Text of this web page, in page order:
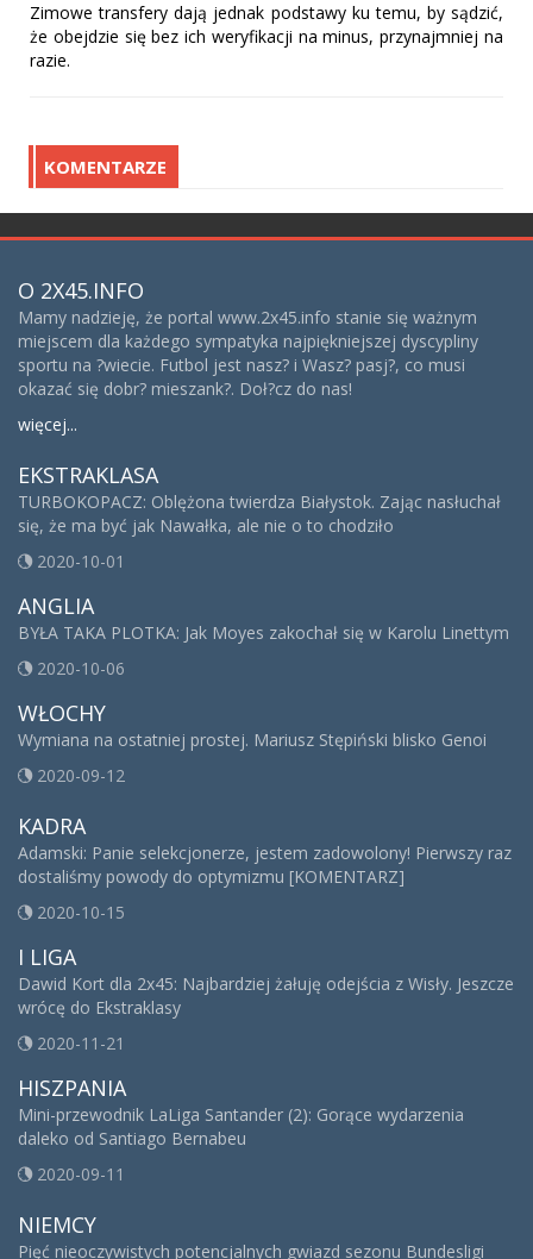
Zimowe transfery dają jednak podstawy ku temu, by sądzić,
że obejdzie się bez ich weryfikacji na minus, przynajmniej na
razie.
KOMENTARZE
O 2X45.INFO
Mamy nadzieję, że portal www.2x45.info stanie się ważnym
miejscem dla każdego sympatyka najpiękniejszej dyscypliny
sportu na ?wiecie. Futbol jest nasz? i Wasz? pasj?, co musi
okazać się dobr? mieszank?. Doł?cz do nas!
więcej...
EKSTRAKLASA
TURBOKOPACZ: Oblężona twierdza Białystok. Zając nasłuchał
się, że ma być jak Nawałka, ale nie o to chodziło
2020-10-01
ANGLIA
BYŁA TAKA PLOTKA: Jak Moyes zakochał się w Karolu Linettym
2020-10-06
WŁOCHY
Wymiana na ostatniej prostej. Mariusz Stępiński blisko Genoi
2020-09-12
KADRA
Adamski: Panie selekcjonerze, jestem zadowolony! Pierwszy raz
dostaliśmy powody do optymizmu [KOMENTARZ]
2020-10-15
I LIGA
Dawid Kort dla 2x45: Najbardziej żałuję odejścia z Wisły. Jeszcze
wrócę do Ekstraklasy
2020-11-21
HISZPANIA
Mini-przewodnik LaLiga Santander (2): Gorące wydarzenia
daleko od Santiago Bernabeu
2020-09-11
NIEMCY
Pięć nieoczywistych potencjalnych gwiazd sezonu Bundesligi